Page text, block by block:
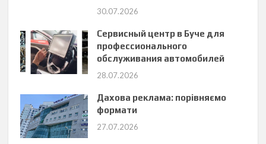
30.07.2026
Сервисный центр в Буче для
профессионального
обслуживания автомобилей
28.07.2026
Дахова реклама: порівняємо
формати
27.07.2026